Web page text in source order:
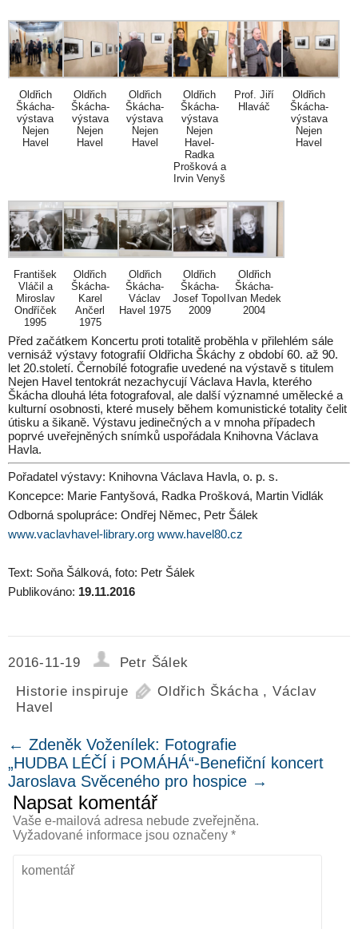
Oldřich
Škácha-
výstava
Nejen
Havel
Oldřich
Škácha-
výstava
Nejen
Havel
Oldřich
Škácha-
výstava
Nejen
Havel
Oldřich
Škácha-
výstava
Nejen
Havel-
Radka
Prošková a
Irvin Venyš
Prof. Jiří
Hlaváč
Oldřich
Škácha-
výstava
Nejen
Havel
František
Vláčil a
Miroslav
Ondříček
1995
Oldřich
Škácha-
Karel
Ančerl
1975
Oldřich
Škácha-
Václav
Havel 1975
Oldřich
Škácha-
Josef Topol
2009
Oldřich
Škácha-
Ivan Medek
2004
Před začátkem Koncertu proti totalitě proběhla v přilehlém sále
vernisáž výstavy fotografií Oldřicha Škáchy z období 60. až 90.
let 20.století. Černobílé fotografie uvedené na výstavě s titulem
Nejen Havel tentokrát nezachycují Václava Havla, kterého
Škácha dlouhá léta fotografoval, ale další významné umělecké a
kulturní osobnosti, které musely během komunistické totality čelit
útisku a šikaně. Výstavu jedinečných a v mnoha případech
poprvé uveřejněných snímků uspořádala Knihovna Václava
Havla.
Pořadatel výstavy: Knihovna Václava Havla, o. p. s.
Koncepce: Marie Fantyšová, Radka Prošková, Martin Vidlák
Odborná spolupráce: Ondřej Němec, Petr Šálek
www.vaclavhavel-library.org www.havel80.cz
Text: Soňa Šálková, foto: Petr Šálek
Publikováno: 19.11.2016
2016-11-19
Petr Šálek
Historie inspiruje
Oldřich Škácha,Václav
Havel
← Zdeněk Voženílek: Fotografie
„HUDBA LÉČÍ i POMÁHÁ“-Benefiční koncert
Jaroslava Svěceného pro hospice →
Napsat komentář
Vaše e-mailová adresa nebude zveřejněna.
Vyžadované informace jsou označeny *